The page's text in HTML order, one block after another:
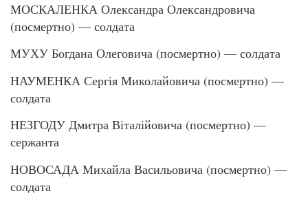
МОСКАЛЕНКА Олександра Олександровича
(посмертно) — солдата
МУХУ Богдана Олеговича (посмертно) — солдата
НАУМЕНКА Сергія Миколайовича (посмертно) —
солдата
НЕЗГОДУ Дмитра Віталійовича (посмертно) —
сержанта
НОВОСАДА Михайла Васильовича (посмертно) —
солдата